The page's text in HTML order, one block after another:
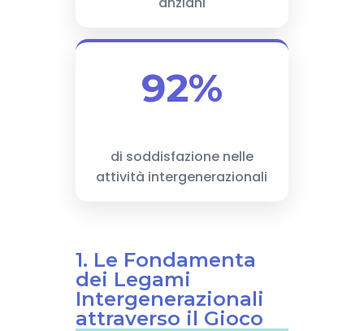
92%
di soddisfazione nelle
attività intergenerazionali
1. Le Fondamenta
dei Legami
Intergenerazionali
attraverso il Gioco